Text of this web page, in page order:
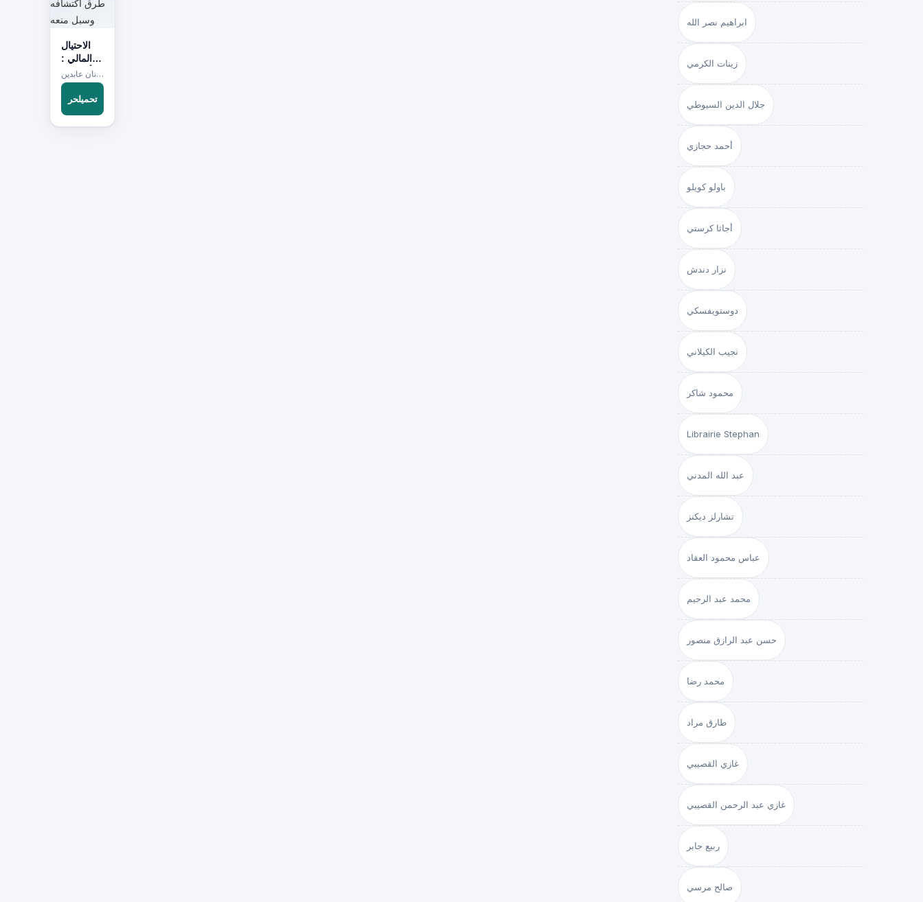
الاحتيال
المالي :
أسبابه ،
طرق
اكتشافه
وسبل
مؤلف:عدنان عابدين
تحميلحر
ابراهيم نصر الله
زينات الكرمي
جلال الدين السيوطي
أحمد حجازي
باولو كويلو
أجاثا كرستي
نزار دندش
دوستويفسكي
نجيب الكيلاني
محمود شاكر
Librairie Stephan
عبد الله المدني
تشارلز ديكنز
عباس محمود العقاد
محمد عبد الرحيم
حسن عبد الرازق منصور
محمد رضا
طارق مراد
غازي القصيبي
غازي عبد الرحمن القصيبي
ربيع جابر
صالح مرسي